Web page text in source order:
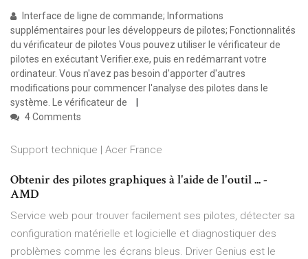
Interface de ligne de commande; Informations
supplémentaires pour les développeurs de pilotes; Fonctionnalités
du vérificateur de pilotes Vous pouvez utiliser le vérificateur de
pilotes en exécutant Verifier.exe, puis en redémarrant votre
ordinateur. Vous n'avez pas besoin d'apporter d'autres
modifications pour commencer l'analyse des pilotes dans le
système. Le vérificateur de
4 Comments
Support technique | Acer France
Obtenir des pilotes graphiques à l'aide de l'outil ... -
AMD
Service web pour trouver facilement ses pilotes, détecter sa
configuration matérielle et logicielle et diagnostiquer des
problèmes comme les écrans bleus. Driver Genius est le